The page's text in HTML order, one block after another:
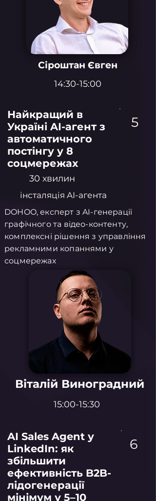
Сіроштан Євген
14:30-15:00
Найкращий в
Україні AI-агент з
автоматичного
постінгу у 8
соцмережах
5
30 хвилин
інсталяція AI-агента
DOHOO, експерт з AI-генерації
графічного та відео-контенту,
комплексні рішення з управління
рекламними копаннями у
соцмережах
Віталій Виноградний
15:00-15:30
AI Sales Agent у
LinkedIn: як
збільшити
ефективність B2B-
лідогенерації
мінімум у 5–10
6